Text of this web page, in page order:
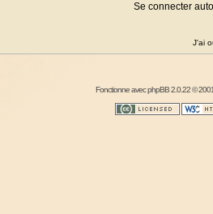
Se connecter
J'ai
Fonctionne avecphpBB2.0.22 ©